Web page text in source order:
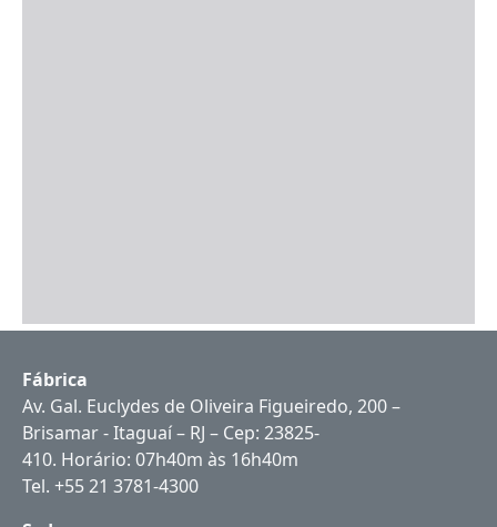
Fábrica
Av. Gal. Euclydes de Oliveira Figueiredo, 200 –
Brisamar - Itaguaí – RJ – Cep: 23825-
410. Horário: 07h40m às 16h40m
Tel. +55 21 3781-4300